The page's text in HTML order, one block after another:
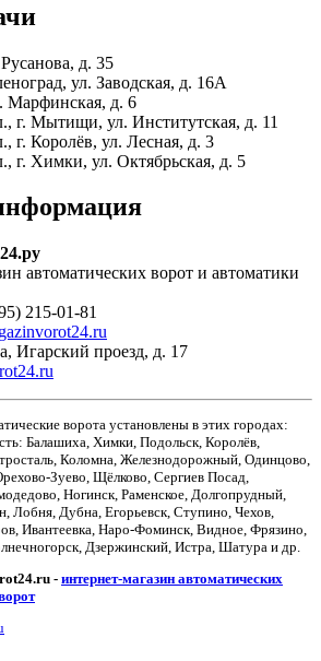
д. 35
ул. Заводская, д. 16А
Марфинская, д. 6
г. Мытищи, ул. Институтская, д. 11
г. Королёв, ул. Лесная, д. 3
г. Химки, ул. Октябрьская, д. 5
автоматических ворот и автоматики
215-01-81
, Игарский проезд, д. 17
ворота установлены в этих городах:
Балашиха, Химки, Подольск, Королёв,
Коломна, Железнодорожный, Одинцово,
Зуево, Щёлково, Сергиев Посад,
Ногинск, Раменское, Долгопрудный,
Лобня, Дубна, Егорьевск, Ступино, Чехов,
Ивантеевка, Наро-Фоминск, Видное, Фрязино,
Дзержинский, Истра, Шатура и др.
- интернет-магазин автоматических